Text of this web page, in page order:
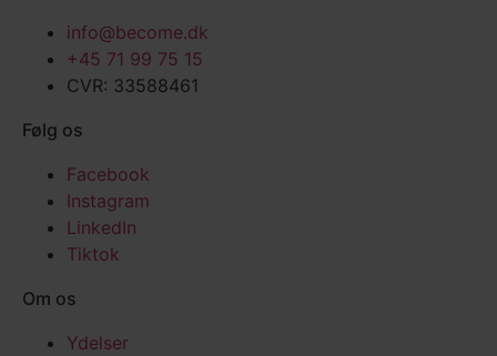
Om os
Ydelser
Følg os
Facebook
Instagram
LinkedIn
Tiktok
info@become.dk
+45 71 99 75 15
CVR: 33588461